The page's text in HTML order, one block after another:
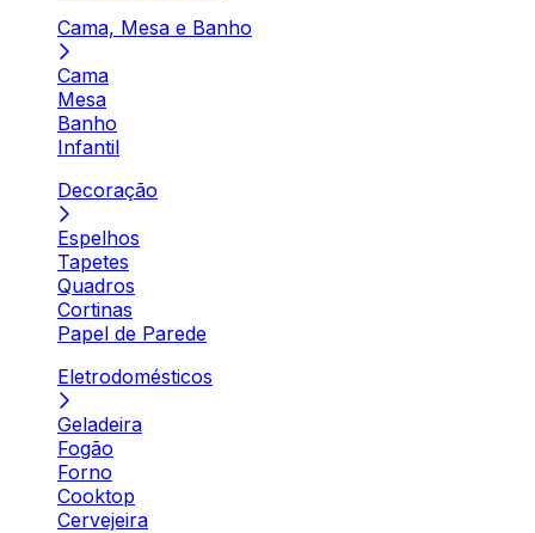
Cama, Mesa e Banho
Cama
Mesa
Banho
Infantil
Decoração
Espelhos
Tapetes
Quadros
Cortinas
Papel de Parede
Eletrodomésticos
Geladeira
Fogão
Forno
Cooktop
Cervejeira